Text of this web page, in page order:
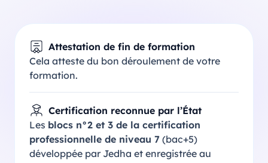
Attestation de fin de formation
Cela atteste du bon déroulement de votre
formation.
Certification reconnue par l’État
Les blocs n°2 et 3 de la certification
professionnelle de niveau 7 (bac+5)
développée par Jedha et enregistrée au